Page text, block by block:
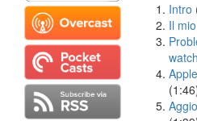
Intro
Il